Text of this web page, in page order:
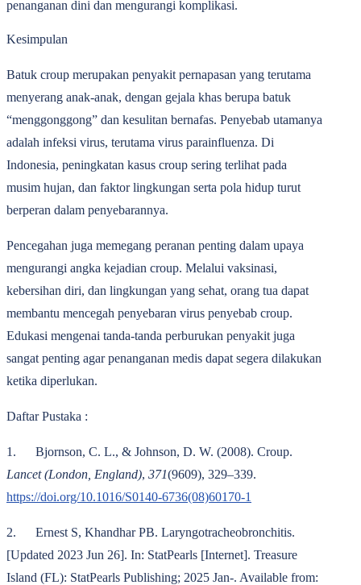
penanganan dini dan mengurangi komplikasi.
Kesimpulan
Batuk croup merupakan penyakit pernapasan yang terutama
menyerang anak-anak, dengan gejala khas berupa batuk
“menggonggong” dan kesulitan bernafas. Penyebab utamanya
adalah infeksi virus, terutama virus parainfluenza. Di
Indonesia, peningkatan kasus croup sering terlihat pada
musim hujan, dan faktor lingkungan serta pola hidup turut
berperan dalam penyebarannya.
Pencegahan juga memegang peranan penting dalam upaya
mengurangi angka kejadian croup. Melalui vaksinasi,
kebersihan diri, dan lingkungan yang sehat, orang tua dapat
membantu mencegah penyebaran virus penyebab croup.
Edukasi mengenai tanda-tanda perburukan penyakit juga
sangat penting agar penanganan medis dapat segera dilakukan
ketika diperlukan.
Daftar Pustaka :
1. Bjornson, C. L., & Johnson, D. W. (2008). Croup.
Lancet (London, England), 371(9609), 329–339.
https://doi.org/10.1016/S0140-6736(08)60170-1
2. Ernest S, Khandhar PB. Laryngotracheobronchitis.
[Updated 2023 Jun 26]. In: StatPearls [Internet]. Treasure
Island (FL): StatPearls Publishing; 2025 Jan-. Available from: